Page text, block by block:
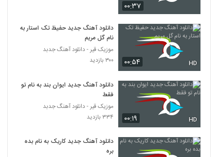
256
Matyar Ba To Khoobe
۲۱۴ بازدید
257
مهراد جم آهنگ دلمو بردی
۲۲۰ بازدید
آهنگ میشه عاشق شد از علیرضا کیا(پاپ)
259
موزیک زیبای تو ماله اونی از مهاس
۱۸۵ بازدید
۰۰:۳۷
۰۰:۵۴ HD
دانلود آهنگ جدید حفیظ تک استار به
نام گل مریم
موزیک قیر - دانلود آهنگ جدبد
۳۰۰ بازدید
۰۰:۱۹ HD
دانلود آهنگ جدید ایوان بند به نام تو
فقط
موزیک قیر - دانلود آهنگ جدبد
۳۳۴ بازدید
دانلود آهنگ جدید کاریک به نام بده
بره